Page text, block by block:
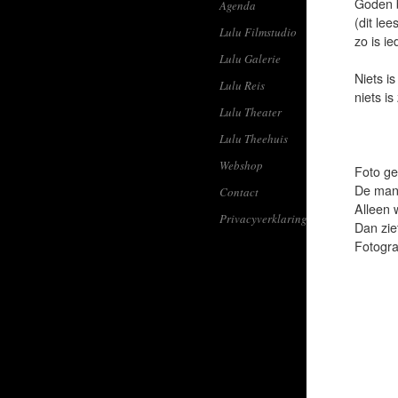
Agenda
Lulu Filmstudio
Lulu Galerie
Lulu Reis
Lulu Theater
Lulu Theehuis
Webshop
Contact
Privacyverklaring
Goden
(dit
zo is
Niets
niets
Foto
De
Alleen
Dan